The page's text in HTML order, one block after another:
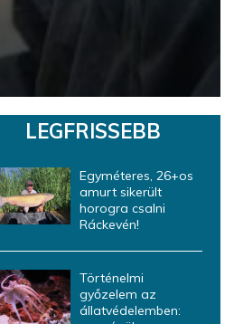
LEGFRISSEBB
Egyméteres, 26+os
amurt sikerült
horogra csalni
Ráckevén!
Történelmi
győzelem az
állatvédelemben: